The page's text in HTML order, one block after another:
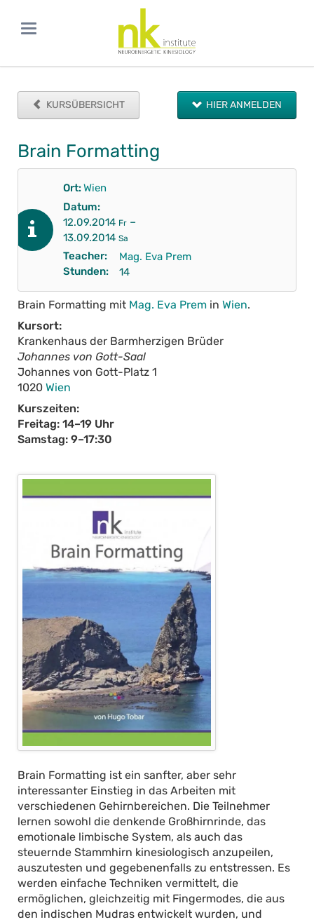
KURSÜBERSICHT HIER ANMELDEN
Brain Formatting
Ort:Wien
Datum:
12.09.2014 Fr–
13.09.2014 Sa
Teacher:
Mag. Eva Prem
Stunden:
14
Brain Formatting mit Mag. Eva Premin Wien.
Kursort:
Krankenhaus der Barmherzigen Brüder
Johannes von Gott-Saal
Johannes von Gott-Platz 1
1020 Wien
Kurszeiten:
Freitag: 14–19 Uhr
Samstag: 9–17:30
Brain Formatting ist ein sanfter, aber sehr
interessanter Einstieg in das Arbeiten mit
verschiedenen Gehirnbereichen. Die Teilnehmer
lernen sowohl die denkende Großhirnrinde, das
emotionale limbische System, als auch das
steuernde Stammhirn kinesiologisch anzupeilen,
auszutesten und gegebenenfalls zu entstressen. Es
werden einfache Techniken vermittelt, die
ermöglichen, gleichzeitig mit Fingermodes, die aus
den indischen Mudras entwickelt wurden, und